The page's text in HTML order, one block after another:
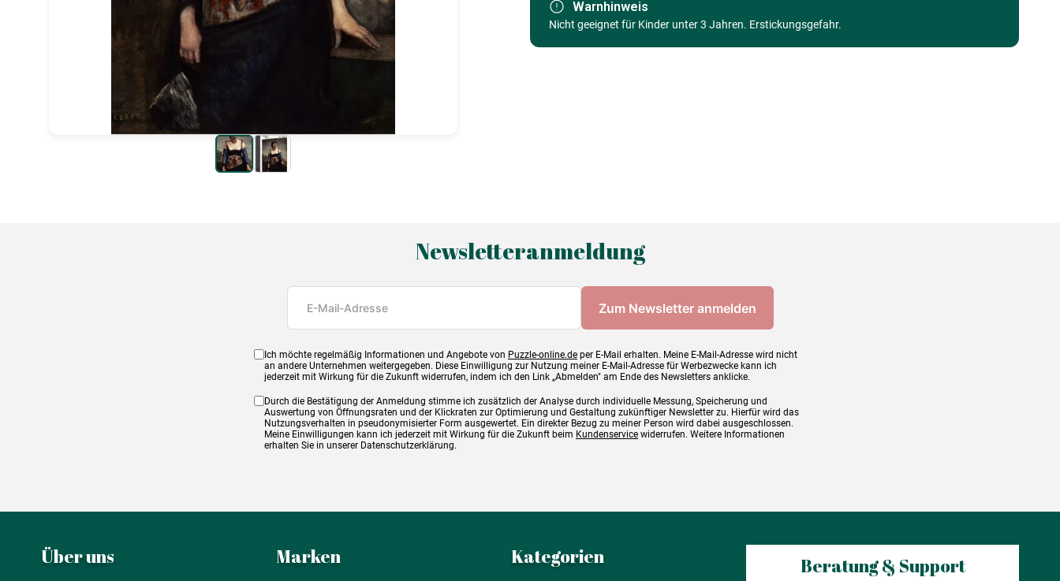
Kategorie
ab 6 Jahre (50 bis 100 Teile)
Warnhinweis
Nicht geeignet für Kinder unter 3 Jahren. Erstickungsgefahr.
Newsletteranmeldung
Ich möchte regelmäßig Informationen und Angebote von Puzzle-online.de per E-Mail erhalten. Meine E-Mail-Adresse wird nicht
an andere Unternehmen weitergegeben. Diese Einwilligung zur Nutzung meiner E-Mail-Adresse für Werbezwecke kann ich
jederzeit mit Wirkung für die Zukunft widerrufen, indem ich den Link „Abmelden" am Ende des Newsletters anklicke.
Durch die Bestätigung der Anmeldung stimme ich zusätzlich der Analyse durch individuelle Messung, Speicherung und
Auswertung von Öffnungsraten und der Klickraten zur Optimierung und Gestaltung zukünftiger Newsletter zu. Hierfür wird das
Nutzungsverhalten in pseudonymisierter Form ausgewertet. Ein direkter Bezug zu meiner Person wird dabei ausgeschlossen.
Meine Einwilligungen kann ich jederzeit mit Wirkung für die Zukunft beim Kundenservice widerrufen. Weitere Informationen
erhalten Sie in unserer Datenschutzerklärung.
Über uns Marken Kategorien Beratung & Support